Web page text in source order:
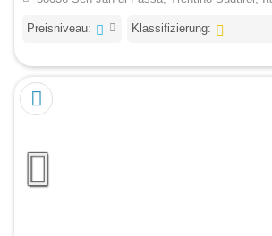
Preisniveau: Klassifizierung: